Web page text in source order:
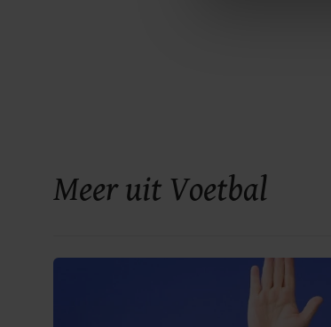
Meer uit Voetbal